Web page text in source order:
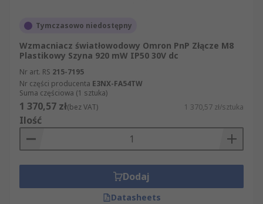
Tymczasowo niedostępny
Wzmacniacz światłowodowy Omron PnP Złącze M8
Plastikowy Szyna 920 mW IP50 30V dc
Nr art. RS 215-7195
Nr części producenta E3NX-FA54TW
Suma częściowa (1 sztuka)
1 370,57 zł(bez VAT) 1 370,57 zł/sztuka
Ilość
Dodaj
Datasheets